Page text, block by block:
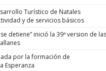
Turístico de Natales
y de servicios básicos
detiene” inició la 39ª version de las
por la formación de
Esperanza